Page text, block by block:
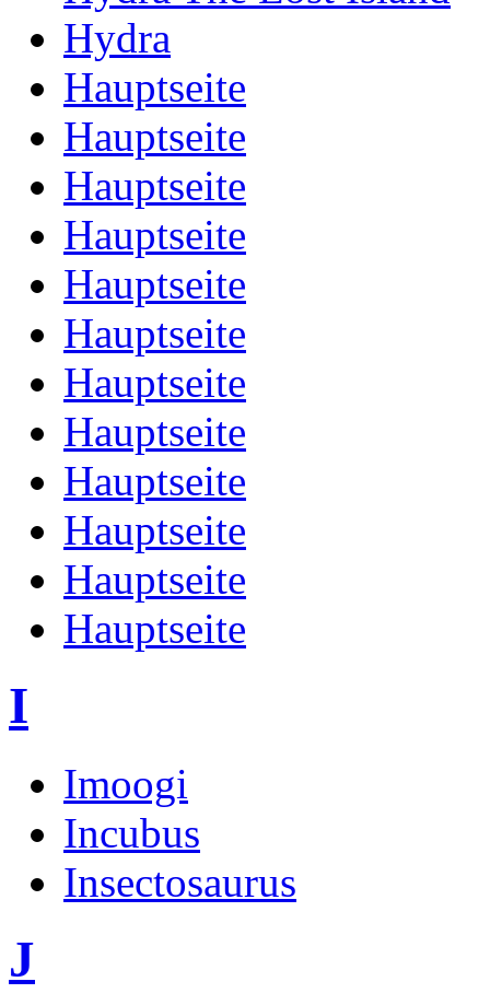
Hydra
Hauptseite
Hauptseite
Hauptseite
Hauptseite
Hauptseite
Hauptseite
Hauptseite
Hauptseite
Hauptseite
Hauptseite
Hauptseite
Hauptseite
I
Imoogi
Incubus
Insectosaurus
J